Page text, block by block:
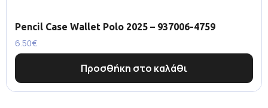
Pencil Case Wallet Polo 2025 – 937006-4759
6.50€
Προσθήκη στο καλάθι